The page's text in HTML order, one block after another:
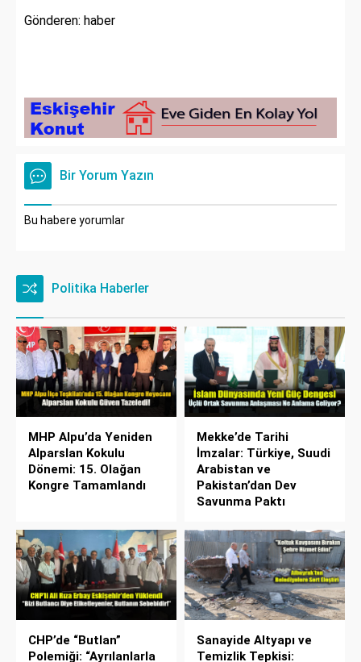
Gönderen: haber
Bir Yorum Yazın
Bu habere yorumlar
Politika Haberler
MHP Alpu’da Yeniden
Alparslan Kokulu
Dönemi: 15. Olağan
Kongre Tamamlandı
Mekke’de Tarihi
İmzalar: Türkiye, Suudi
Arabistan ve
Pakistan’dan Dev
Savunma Paktı
CHP’de “Butlan”
Polemiği: “Ayrılanlarla
Sanayide Altyapı ve
Temizlik Tepkisi: